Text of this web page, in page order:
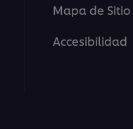
Mapa de Sitio
Accesibilidad